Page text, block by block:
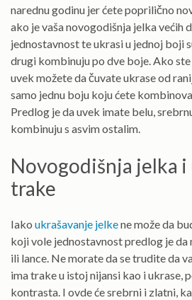
narednu godinu jer ćete poprilično
ako je vaša novogodišnja jelka većih
jednostavnost te ukrasi u jednoj boji
drugi kombinuju po dve boje. Ako
uvek možete da čuvate ukrase od
samo jednu boju koju ćete
Predlog je da uvek imate belu,
kombinuju s asvim ostalim.
Novogodišnja jelka i
trake
Iako ukrašavanje jelkene može da
koji vole jednostavnost predlog je da
ili lance. Ne morate da se trudite da
ima trake u istoj nijansi kao i ukrase,
kontrasta. I ovde će srebrni i zlatni,